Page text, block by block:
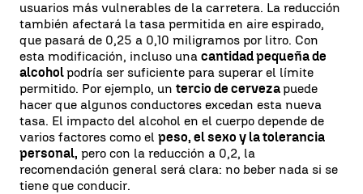
usuarios más vulnerables de la carretera. La reducción
también afectará la tasa permitida en aire espirado,
que pasará de 0,25 a 0,10 miligramos por litro. Con
esta modificación, incluso una cantidad pequeña de
alcoholpodría ser suficiente para superar el límite
permitido. Por ejemplo, un tercio de cervezapuede
hacer que algunos conductores excedan esta nueva
tasa. El impacto del alcohol en el cuerpo depende de
varios factores como el peso, el sexo y la tolerancia
personal, pero con la reducción a 0,2, la
recomendación general será clara: no beber nada si se
tiene que conducir.